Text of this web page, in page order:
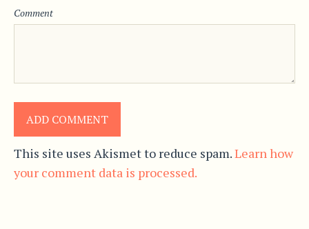
Comment
This site uses Akismet to reduce spam.Learn how
your comment data is processed.